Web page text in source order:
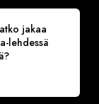
jakaa
lehdessä